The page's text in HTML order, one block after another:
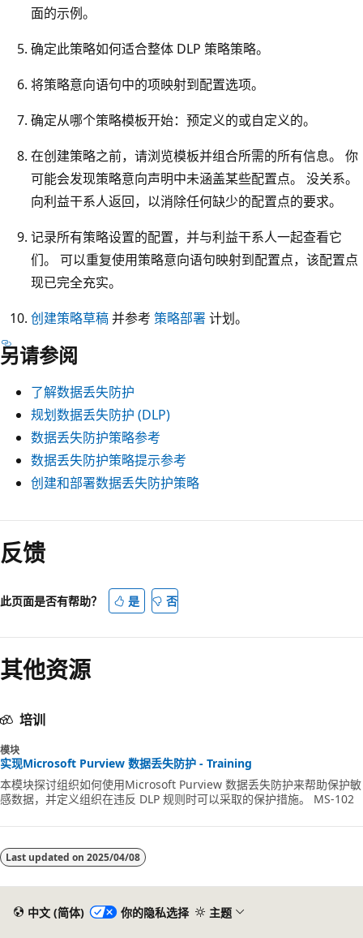
面的示例。
确定此策略如何适合整体 DLP 策略策略。
将策略意向语句中的项映射到配置选项。
确定从哪个策略模板开始：预定义的或自定义的。
在创建策略之前，请浏览模板并组合所需的所有信息。 你
可能会发现策略意向声明中未涵盖某些配置点。 没关系。
向利益干系人返回，以消除任何缺少的配置点的要求。
记录所有策略设置的配置，并与利益干系人一起查看它
们。 可以重复使用策略意向语句映射到配置点，该配置点
现已完全充实。
创建策略草稿并参考 策略部署计划。
另请参阅
了解数据丢失防护
规划数据丢失防护 (DLP)
数据丢失防护策略参考
数据丢失防护策略提示参考
创建和部署数据丢失防护策略
反馈
此页面是否有帮助？ 是 否
其他资源
培训
模块
实现Microsoft Purview 数据丢失防护 - Training
本模块探讨组织如何使用Microsoft Purview 数据丢失防护来帮助保护敏
感数据，并定义组织在违反 DLP 规则时可以采取的保护措施。 MS-102
Last updated on 2025/04/08
中文 (简体) 你的隐私选择 主题